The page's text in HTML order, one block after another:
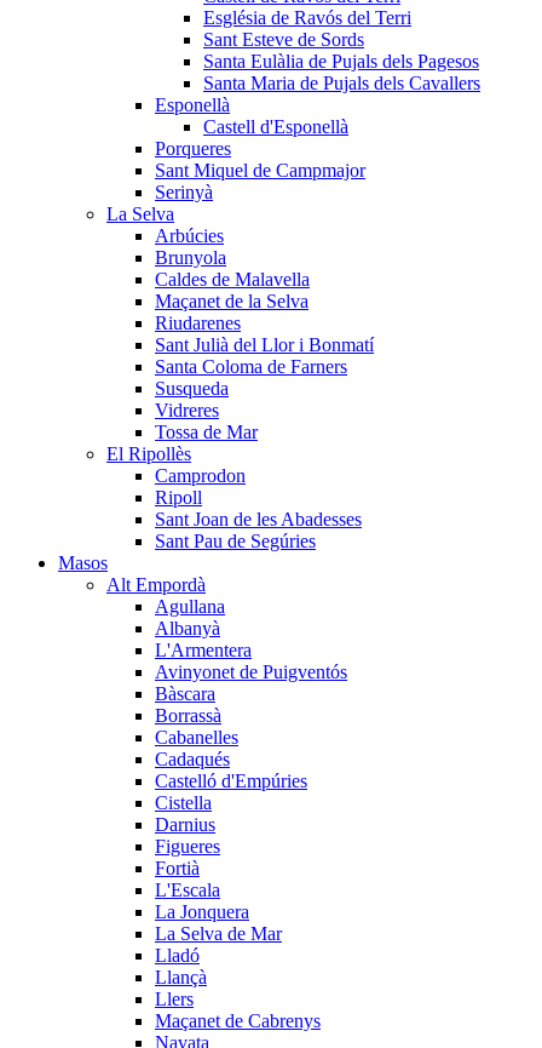
Església de Ravós del Terri
Sant Esteve de Sords
Santa Eulàlia de Pujals dels Pagesos
Santa Maria de Pujals dels Cavallers
Esponellà
Castell d'Esponellà
Porqueres
Sant Miquel de Campmajor
Serinyà
La Selva
Arbúcies
Brunyola
Caldes de Malavella
Maçanet de la Selva
Riudarenes
Sant Julià del Llor i Bonmatí
Santa Coloma de Farners
Susqueda
Vidreres
Tossa de Mar
El Ripollès
Camprodon
Ripoll
Sant Joan de les Abadesses
Sant Pau de Segúries
Masos
Alt Empordà
Agullana
Albanyà
L'Armentera
Avinyonet de Puigventós
Bàscara
Borrassà
Cabanelles
Cadaqués
Castelló d'Empúries
Cistella
Darnius
Figueres
Fortià
L'Escala
La Jonquera
La Selva de Mar
Lladó
Llançà
Llers
Maçanet de Cabrenys
Navata